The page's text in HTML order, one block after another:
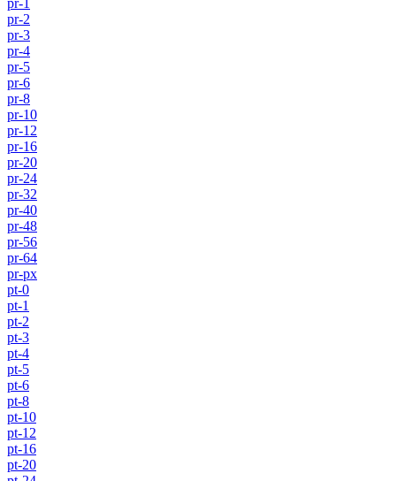
pr-2
pr-3
pr-4
pr-5
pr-6
pr-8
pr-10
pr-12
pr-16
pr-20
pr-24
pr-32
pr-40
pr-48
pr-56
pr-64
pr-px
pt-0
pt-1
pt-2
pt-3
pt-4
pt-5
pt-6
pt-8
pt-10
pt-12
pt-16
pt-20